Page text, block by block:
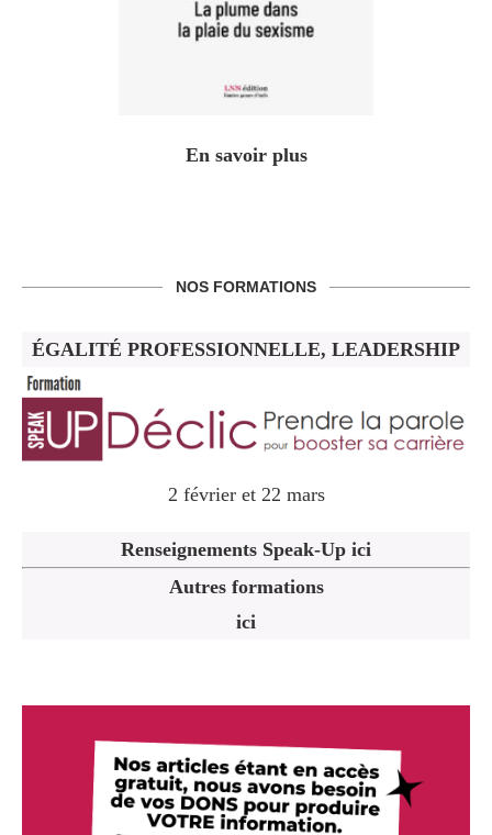
En savoir plus
NOS FORMATIONS
ÉGALITÉ PROFESSIONNELLE, LEADERSHIP
2 février et 22 mars
Renseignements Speak-Up ici
Autres formations
ici